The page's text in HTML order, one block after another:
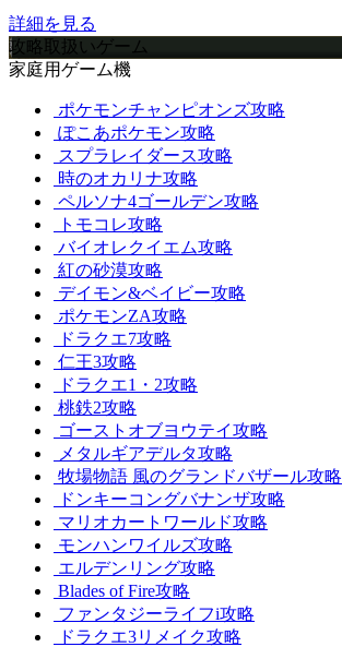
詳細を見る
攻略取扱いゲーム
家庭用ゲーム機
ポケモンチャンピオンズ攻略
ぽこあポケモン攻略
スプラレイダース攻略
時のオカリナ攻略
ペルソナ4ゴールデン攻略
トモコレ攻略
バイオレクイエム攻略
紅の砂漠攻略
デイモン&ベイビー攻略
ポケモンZA攻略
ドラクエ7攻略
仁王3攻略
ドラクエ1・2攻略
桃鉄2攻略
ゴーストオブヨウテイ攻略
メタルギアデルタ攻略
牧場物語 風のグランドバザール攻略
ドンキーコングバナンザ攻略
マリオカートワールド攻略
モンハンワイルズ攻略
エルデンリング攻略
Blades of Fire攻略
ファンタジーライフi攻略
ドラクエ3リメイク攻略